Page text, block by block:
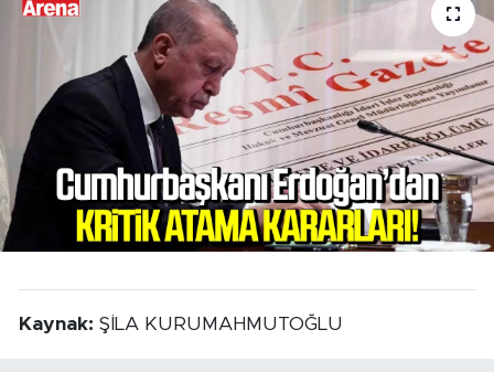
Kaynak: ŞİLA KURUMAHMUTOĞLU